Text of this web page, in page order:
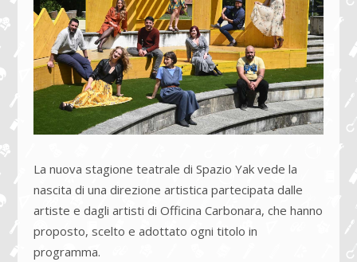
La nuova stagione teatrale di Spazio Yak vede la
nascita di una direzione artistica partecipata dalle
artiste e dagli artisti di Officina Carbonara, che hanno
proposto, scelto e adottato ogni titolo in
programma.